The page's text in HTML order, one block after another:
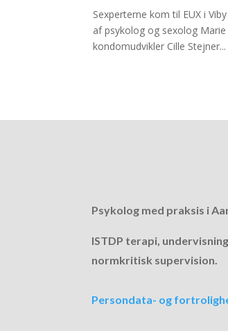
Sexperterne kom til EUX i
af psykolog og sexolog
kondomudvikler Cille Stejner...
Psykolog med praksis i
ISTDP terapi,
normkritisk supervision.
Persondata- og